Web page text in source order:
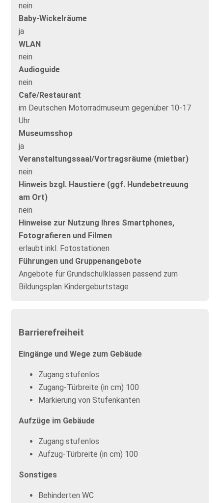
nein
Baby-Wickelräume
ja
WLAN
nein
Audioguide
nein
Cafe/Restaurant
im Deutschen Motorradmuseum gegenüber 10-17
Uhr
Museumsshop
ja
Veranstaltungssaal/Vortragsräume (mietbar)
nein
Hinweis bzgl. Haustiere (ggf. Hundebetreuung
am Ort)
nein
Hinweise zur Nutzung Ihres Smartphones,
Fotografieren und Filmen
erlaubt inkl. Fotostationen
Führungen und Gruppenangebote
Angebote für Grundschulklassen passend zum
Bildungsplan Kindergeburtstage
Barrierefreiheit
Eingänge und Wege zum Gebäude
Zugang stufenlos
Zugang-Türbreite (in cm) 100
Markierung von Stufenkanten
Aufzüge im Gebäude
Zugang stufenlos
Aufzug-Türbreite (in cm) 100
Sonstiges
Behinderten WC